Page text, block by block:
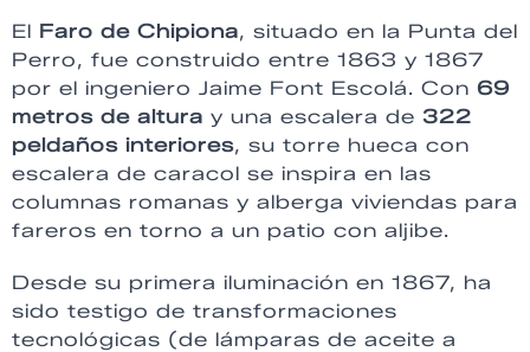
El Faro de Chipiona, situado en la Punta del
Perro, fue construido entre 1863 y 1867
por el ingeniero Jaime Font Escolá. Con 69
metros de altura y una escalera de 322
peldaños interiores, su torre hueca con
escalera de caracol se inspira en las
columnas romanas y alberga viviendas para
fareros en torno a un patio con aljibe.
Desde su primera iluminación en 1867, ha
sido testigo de transformaciones
tecnológicas (de lámparas de aceite a